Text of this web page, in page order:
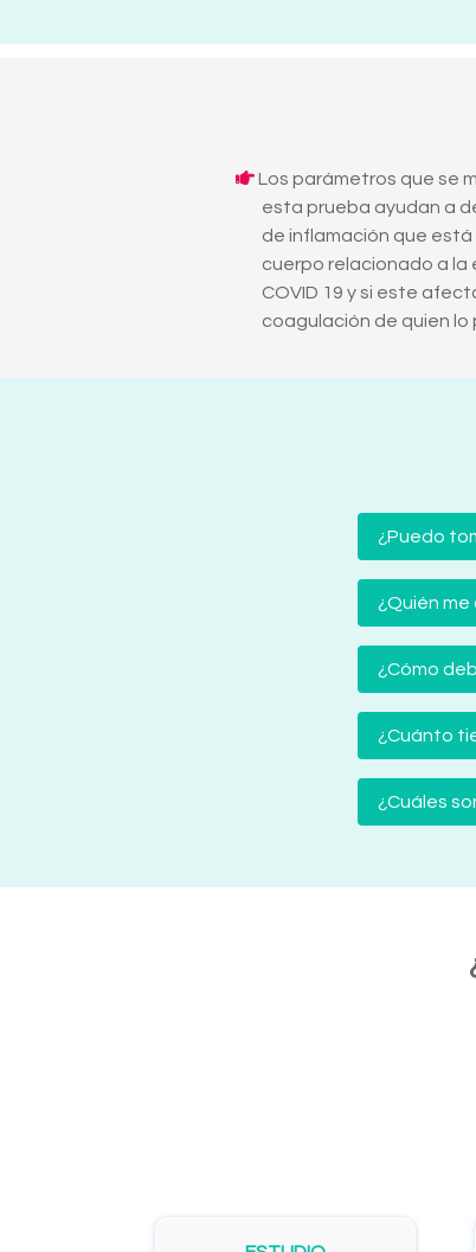
Los parámetros que se
esta prueba ayudan a
de inflamación que está
cuerpo relacionado a la
COVID 19 y si este
coagulación de quien lo
¿Puedo
¿Quién
¿Cómo
¿Cuánto
¿Cuáles